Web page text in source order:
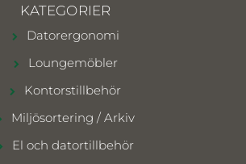
KATEGORIER
Datorergonomi
Loungemöbler
Kontorstillbehör
Miljösortering / Arkiv
El och datortillbehör